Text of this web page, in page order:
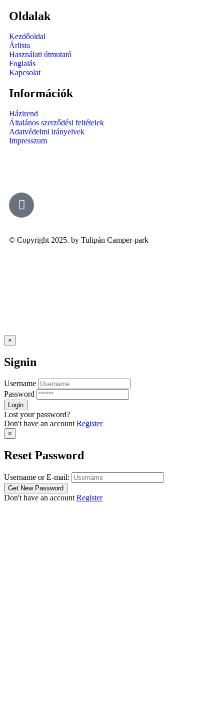
Oldalak
Kezdőoldal
Árlista
Használati útmutató
Foglalás
Kapcsolat
Információk
Házirend
Általános szerződési feltételek
Adatvédelmi irányelvek
Impresszum
© Copyright 2025. by Tulipán Camper-park
×
Signin
Username
Password
Lost your password?
Don't have an accountRegister
×
Reset Password
Username or E-mail:
Don't have an account Register